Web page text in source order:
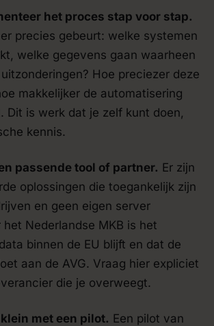
het proces stap voor stap.
precies gebeurt: welke systemen
welke gegevens gaan waarheen
Hoe preciezer deze
makkelijker de automatisering
Dit is werk dat je zelf kunt doen,
kennis.
passende tool of partner. Er zijn
oplossingen die toegankelijk zijn
en geen eigen server
het Nederlandse MKB is het
binnen de EU blijft en dat de
aan de AVG. Vraag hier expliciet
die je overweegt.
met een pilot. Een pilot van